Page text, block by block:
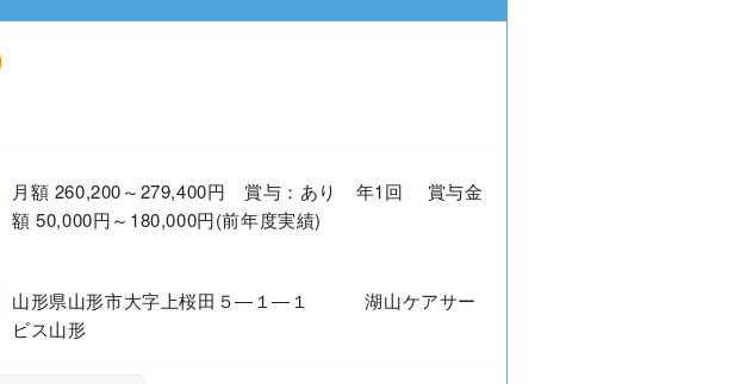
月額 260,200～279,400円 賞与：あり 年1回 賞与金
額 50,000円～180,000円(前年度実績)
山形県山形市大字上桜田５―１―１ 湖山ケアサー
ビス山形